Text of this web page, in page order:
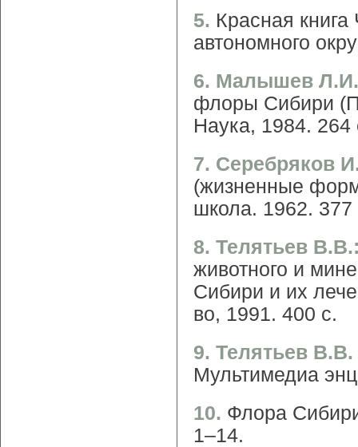
5. Красная книга
автономного
6. Малышев
флоры Сибири
Наука, 1984. 264
7. Серебряков
(жизненные
школа. 1962. 377
8. Телятьев
животного и
Сибири и их
во, 1991. 400 с.
9. Телятьев В.В.
Мультимедиа
10. Флора
1–14.